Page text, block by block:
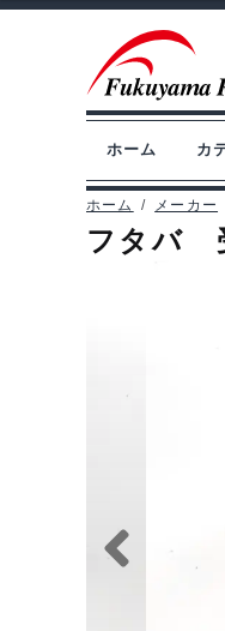
ビ
ゲ
ョ
ン
ン
テ
へ
ス
ホーム カ
ホーム / メーカー
フタバ